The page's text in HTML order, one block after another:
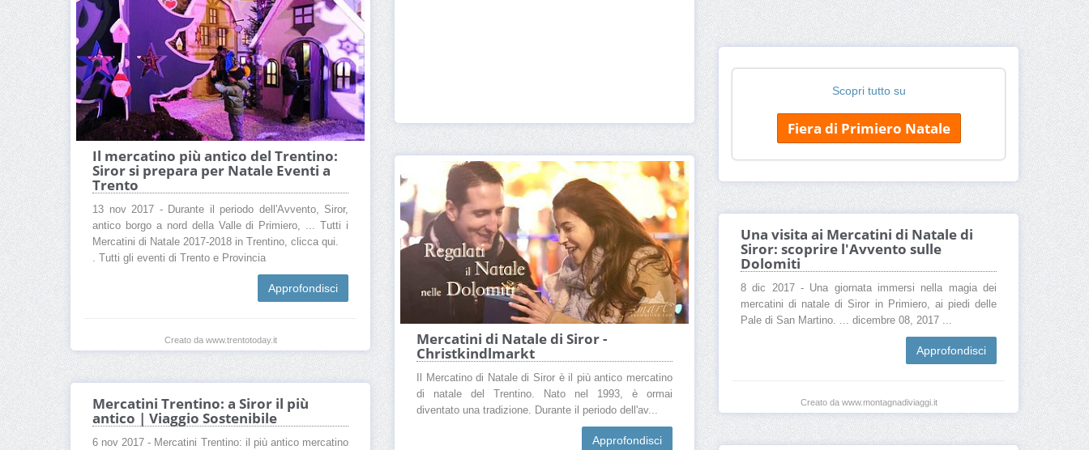
Scopri tutto su
Fiera di Primiero Natale
Il mercatino più antico del Trentino:
Siror si prepara per Natale Eventi a
Trento
13 nov 2017 - Durante il periodo dell'Avvento, Siror,
antico borgo a nord della Valle di Primiero, ... Tutti i
Mercatini di Natale 2017-2018 in Trentino, clicca qui.
. Tutti gli eventi di Trento e Provincia
Approfondisci
Creato da www.trentotoday.it Mercatini di Natale di Siror -
Christkindlmarkt
Il Mercatino di Natale di Siror è il più antico mercatino
di natale del Trentino. Nato nel 1993, è ormai
diventato una tradizione. Durante il periodo dell'av...
Approfondisci
Una visita ai Mercatini di Natale di
Siror: scoprire l'Avvento sulle
Dolomiti
8 dic 2017 - Una giornata immersi nella magia dei
mercatini di natale di Siror in Primiero, ai piedi delle
Pale di San Martino. ... dicembre 08, 2017 ...
Approfondisci
Creato da www.montagnadiviaggi.it
Mercatini Trentino: a Siror il più
antico | Viaggio Sostenibile
6 nov 2017 - Mercatini Trentino: il più antico mercatino